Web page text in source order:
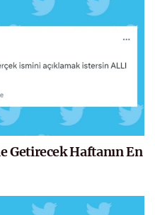
Getirecek Haftanın En